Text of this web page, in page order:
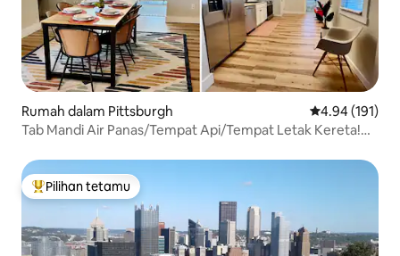
Rumah dalam Pittsburgh Penarafan
4.94 (191)
Tab Mandi Air Panas/Tempat Api/Tempat Letak Kereta!
Pilihan utama tetamu
Pilihan tetamu